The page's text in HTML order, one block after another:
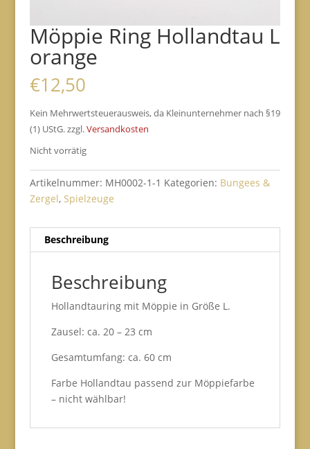
Möppie Ring Hollandtau L
orange
€12,50
Kein Mehrwertsteuerausweis, da Kleinunternehmer nach §19
(1) UStG. zzgl.Versandkosten
Nicht vorrätig
Artikelnummer: MH0002-1-1 Kategorien: Bungees &
Zergel, Spielzeuge
Beschreibung
Beschreibung
Hollandtauring mit Möppie in Größe L.
Zausel: ca. 20 – 23 cm
Gesamtumfang: ca. 60 cm
Farbe Hollandtau passend zur Möppiefarbe
– nicht wählbar!